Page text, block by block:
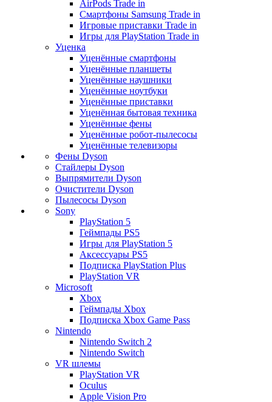
AirPods Trade in
Смартфоны Samsung Trade in
Игровые приставки Trade in
Игры для PlayStation Trade in
Уценка
Уценённые смартфоны
Уценённые планшеты
Уценённые наушники
Уценённые ноутбуки
Уценённые приставки
Уценённая бытовая техника
Уценённые фены
Уценённые робот-пылесосы
Уценённые телевизоры
Фены Dyson
Стайлеры Dyson
Выпрямители Dyson
Очистители Dyson
Пылесосы Dyson
Sony
PlayStation 5
Геймпады PS5
Игры для PlayStation 5
Аксессуары PS5
Подписка PlayStation Plus
PlayStation VR
Microsoft
Xbox
Геймпады Xbox
Подписка Xbox Game Pass
Nintendo
Nintendo Switch 2
Nintendo Switch
VR шлемы
PlayStation VR
Oculus
Apple Vision Pro